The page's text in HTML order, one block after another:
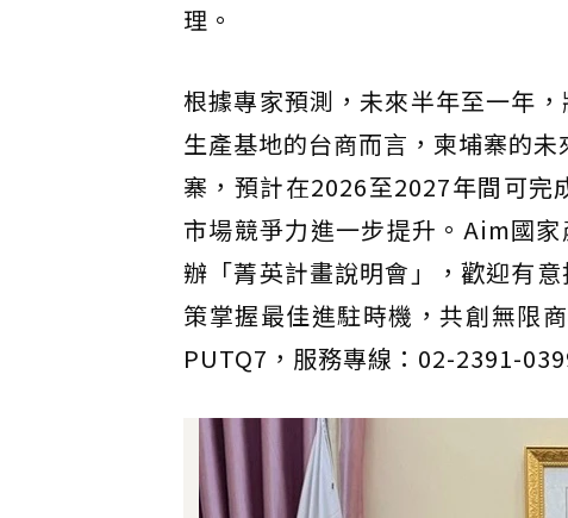
理。
根據專家預測，未來半年至一年
生產基地的台商而言，柬埔寨的
寨，預計在2026至2027年間可完
市場競爭力進一步提升。Aim國
辦「菁英計畫說明會」，歡迎有
策掌握最佳進駐時機，共創無
PUTQ7，服務專線：02-2391-